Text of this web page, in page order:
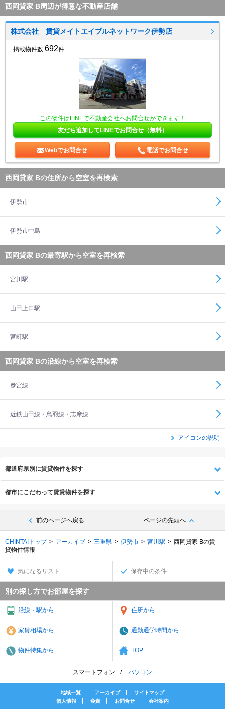
西岡貸家 B周辺が得意な不動産店舗
株式会社 賃貸メイトエイブルネットワーク伊勢店
掲載物件数:692件
この物件はLINEで不動産会社へお問合せができます！
友だち追加してLINEでお問合せ（無料）
Webでお問合せ 電話でお問合せ
西岡貸家 Bの住所から空室を再検索
伊勢市
伊勢市中島
西岡貸家 Bの最寄駅から空室を再検索
宮川駅
山田上口駅
宮町駅
西岡貸家 Bの沿線から空室を再検索
参宮線
近鉄山田線・鳥羽線・志摩線
アイコンの説明
都道府県別に賃貸物件を探す
都市にこだわって賃貸物件を探す
前のページへ戻る ページの先頭へ
CHINTAIトップ アーカイブ 三重県 伊勢市 宮川駅
西岡貸家 Bの賃
貸物件情報
気になるリスト 保存中の条件
別の探し方でお部屋を探す
沿線・駅から 住所から
家賃相場から 通勤通学時間から
物件特集から TOP
スマートフォン パソコン
地域一覧 アーカイブ
サイトマップ
個人情報
免責 お問合せ 会社案内